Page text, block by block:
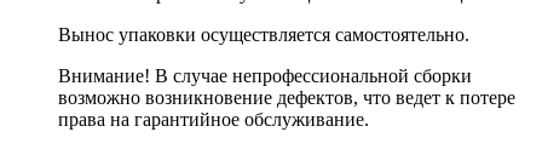
Вынос упаковки осуществляется самостоятельно.
Внимание! В случае непрофессиональной сборки
возможно возникновение дефектов, что ведет к потере
права на гарантийное обслуживание.